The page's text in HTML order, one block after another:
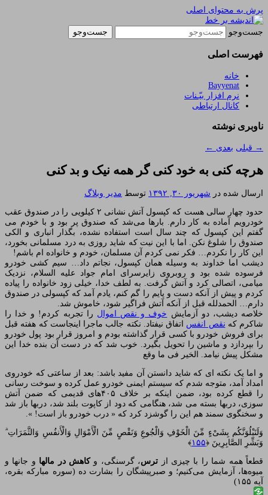
پرش به محتوای اصلی
اندیشه بر خط
یادداشتهای یک معلم در باب زندگی، اخلاق، اخبار،
علم و سیاست
جست‌وجو
فهرست اصلی
خانه
Bayyenat
نرم افزار بیّـنات
کانال ارتباطی
ناوبری نوشته
→ قبلی بعدی ←
هرچه کنی به خود کنی گر همه نیک و بد کنی
ارسال شده در شهریور ۳۰, ۱۳۹۲ توسط مدیر وبلاگ
حدود چهار سالی هست که کپسول آتش نشانی ۲ کیلویی را در صندوق عقب
خودرویم آماده به کار دارم. بارها می‌شد که صندوق پر بود و با خودم می
گفتم این کپسول که چند سال است استفاده نشده، بگذار انباری و الکی
صندوق را شلوغ نکن. اما با این نیت که شاید روزی به درد مسلمانی بخورد،
این کار را نکردم… فکر نمی کردم آن مسلمان، خودم و خانواده ام باشم!
دیشب اما خداوند به وسیله همان کپسول، نجاتم داد… سیم کشی خودرو
فرسوده شده بود و روبروی زایرسرای امام جواد علیه السلام، نزدیک
میامی، اتصالی کرد و آتش گرفت. به لطف خدا، خیلی زود خانواده را پیاده
کردم و پیش از آنکه دست و پایم را گم کنم، یادم آمد که کپسولی در صندوق
دارم… الحمدلله قبل از آنکه آتش فراگیر شود، خاموش شد.
خلاصه دیشب، دو آزمایش خوف و نقص اموال را تجربه کردم! و خدا را
شاکرم که نقص انفس اتفاق نیفتاد. نکته جالب ماجرا اینجاست که هفته قبل
برای فروش خودرو با کسی قرار گذاشته بودم و امروز قرار بود پول خودرو
را بپردازد و ماشین را تحویل بگیرد. خوب شد که در دست آن بنده خدا این
مشکل پیش نیامد. الخیر فی ما وقع
و اما یک نکته ای که شاید دانستن آن مفید باشد: بعد از ساعتی که خودروی
امداد آمد، متوجه شدم که سیستم ایمنی خودرو عمل کرده و سوخت رسانی
را قطع کرده بود، ضمن اینکه بر خلاف ۴۰۵های قدیمی که ضمن آتش
سوزی، دربها بسته می شد، هنگامی که دود از کاپوت بلند شد، دربها باز شد
و سخنگوی سمند هم این را گوشزد کرد که « درب خودرو باز است! ».
وَلَنَبْلُوَنَّکُم بِشَیْءٍ مِّنَ الْخَوْفِ وَالْجُوعِ وَنَقْصٍ مِّنَ الْأَمْوَالِ وَالْأَنفُسِ وَالثَّمَرَ‌اتِ ۗ
وَبَشِّرِ‌ الصَّابِرِ‌ینَ ﴿۱۵۵﴾
قطعاً همه شما را با چیزی از ترس، گرسنگی، وکاهش در مالها و جانها و
میوه‌ها، آزمایش می‌کنیم؛ و صبرپیشگان را بشارت ده (سوره مبارکه بقره،
آیه ۱۵۵)